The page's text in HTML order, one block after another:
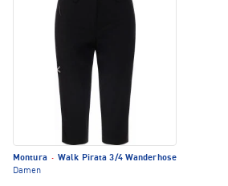
Montura · Walk Pirata 3/4 Wanderhose
Damen